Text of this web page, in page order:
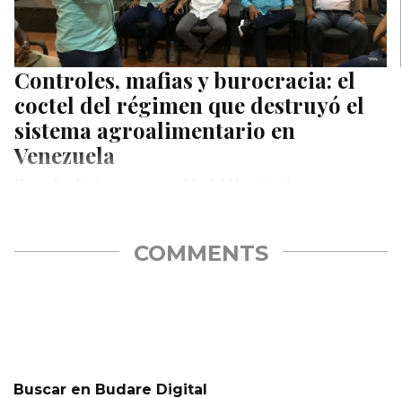
Controles, mafias y burocracia: el
coctel del régimen que destruyó el
sistema agroalimentario en
Venezuela
COMMENTS
Buscar en Budare Digital